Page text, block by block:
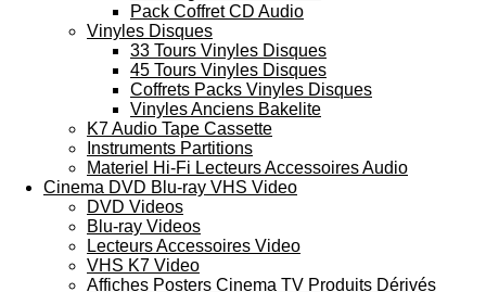
Pack Coffret CD Audio
Vinyles Disques
33 Tours Vinyles Disques
45 Tours Vinyles Disques
Coffrets Packs Vinyles Disques
Vinyles Anciens Bakelite
K7 Audio Tape Cassette
Instruments Partitions
Materiel Hi-Fi Lecteurs Accessoires Audio
Cinema DVD Blu-ray VHS Video
DVD Videos
Blu-ray Videos
Lecteurs Accessoires Video
VHS K7 Video
Affiches Posters Cinema TV Produits Dérivés